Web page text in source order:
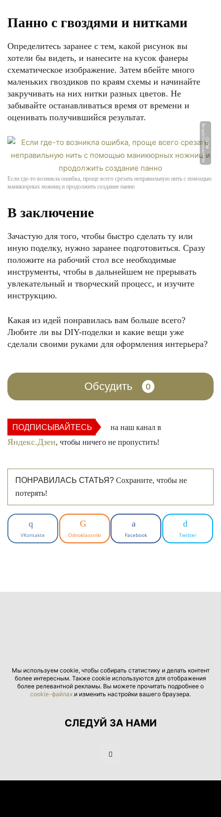
Панно с гвоздями и нитками
Определитесь заранее с тем, какой рисунок вы
хотели бы видеть, и нанесите на кусок фанеры
схематическое изображение. Затем вбейте много
маленьких гвоздиков по краям схемы и начинайте
закручивать на них нитки разных цветов. Не
забывайте останавливаться время от времени и
оценивать получившийся результат.
Ф
О
Т
О:
s
q
u
a
r
e
r
o
o
m
s.
c
o
m.
s
g
Если где-то возникла ошибка, проще всего срезать неправильную нить с помощью
маникюрных ножниц и продолжить создание панно
В заключение
Зачастую для того, чтобы быстро сделать ту или
иную поделку, нужно заранее подготовиться. Сразу
положите на рабочий стол все необходимые
инструменты, чтобы в дальнейшем не прерывать
увлекательный и творческий процесс, и изучите
инструкцию.
Какая из идей понравилась вам больше всего?
Любите ли вы DIY-поделки и какие вещи уже
сделали своими руками для оформления интерьера?
Обсудить 0
ПОДПИСЫВАЙТЕСЬ на наш канал в
Яндекс.Дзен, чтобы ничего не пропустить!
ПОНРАВИЛАСЬ СТАТЬЯ? Сохраните, чтобы не
потерять!
VKontakte Odnoklassniki Facebook Twitter
Мы используем cookie, чтобы собирать статистику и делать контент
более интересным. Также cookie используются для отображения
более релевантной рекламы. Вы можете прочитать подробнее о
cookie-файлах и изменить настройки вашего браузера.
СЛЕДУЙ ЗА НАМИ